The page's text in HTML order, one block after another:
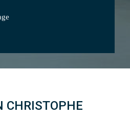
CHRISTOPHE